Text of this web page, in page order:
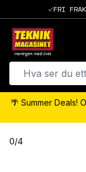
FRI
🌴 Summer Deals!
0/4